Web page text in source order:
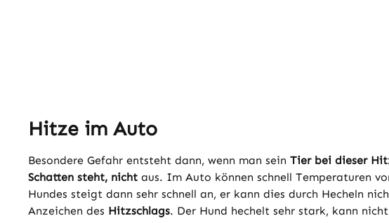
Hitze im Auto
Besondere Gefahr entsteht dann, wenn man sein Tier bei dieser
Schatten steht, nicht aus. Im Auto können schnell Temperaturen
Hundes steigt dann sehr schnell an, er kann dies durch Hecheln
Anzeichen des Hitzschlags. Der Hund hechelt sehr stark, kann